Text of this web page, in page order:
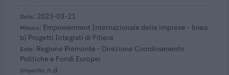
2023-03-21
Empowerment Internazionale delle imprese - linea
b) Progetti Integrati di Filiera
Regione Piemonte - Direzione Coordinamento
Politiche e Fondi Europei
n.d.